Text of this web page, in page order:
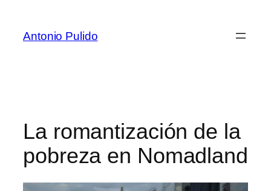
Antonio Pulido
La romantización de la
pobreza en Nomadland